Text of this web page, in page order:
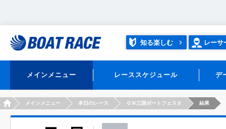
知る楽しむ レーサ
メインメニュー レーススケジュール デ
HOMEメインメニュー 本日のレース ＧＷ三国ボートフェスタ 結果